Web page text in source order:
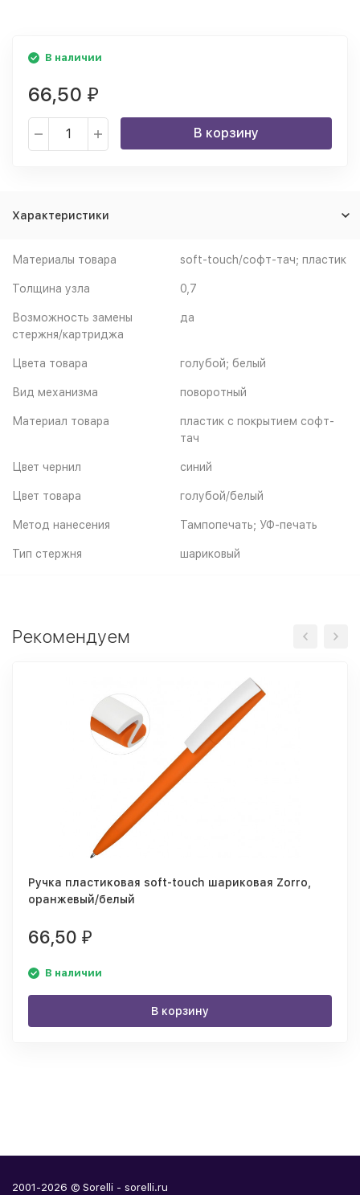
В наличии
66,50 ₽
В корзину
Характеристики
Материалы товара soft-touch/софт-тач; пластик
Толщина узла 0,7
Возможность замены
стержня/картриджа
да
Цвета товара голубой; белый
Вид механизма поворотный
Материал товара
пластик с покрытием софт-
тач
Цвет чернил синий
Цвет товара голубой/белый
Метод нанесения Тампопечать; УФ-печать
Тип стержня шариковый
Рекомендуем
Ручка пластиковая soft-touch шариковая Zorro,
оранжевый/белый
66,50 ₽
В наличии
В корзину
2001-2026 © Sorelli - sorelli.ru